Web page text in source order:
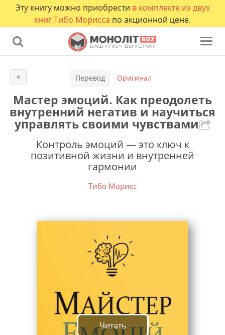
Эту книгу можно приобрести в комплекте из двух
книг Тибо Морисса по акционной цене.
< Перевод Оригинал
Мастер эмоций. Как преодолеть
внутренний негатив и научиться
управлять своими чувствами
Контроль эмоций — это ключ к
позитивной жизни и внутренней
гармонии
Тибо Морисс
Читать